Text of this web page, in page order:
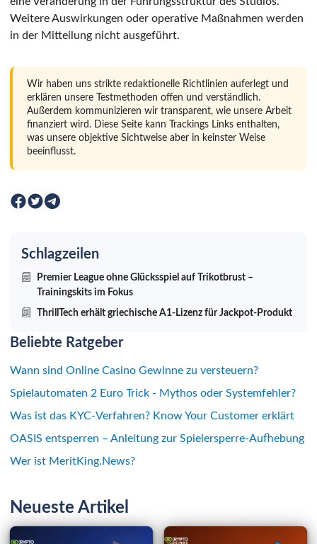
Weitere Auswirkungen oder operative Maßnahmen werden
in der Mitteilung nicht ausgeführt.
Wir haben uns strikte redaktionelle Richtlinien auferlegt und
erklären unsere Testmethoden offen und verständlich.
Außerdem kommunizieren wir transparent, wie unsere Arbeit
finanziert wird. Diese Seite kann Trackings Links enthalten,
was unsere objektive Sichtweise aber in keinster Weise
beeinflusst.
Schlagzeilen
Premier League ohne Glücksspiel auf Trikotbrust –
Trainingskits im Fokus
ThrillTech erhält griechische A1-Lizenz für Jackpot-Produkt
Beliebte Ratgeber
Wann sind Online Casino Gewinne zu versteuern?
Spielautomaten 2 Euro Trick - Mythos oder Systemfehler?
Was ist das KYC-Verfahren? Know Your Customer erklärt
OASIS entsperren – Anleitung zur Spielersperre-Aufhebung
Wer ist MeritKing.News?
Neueste Artikel